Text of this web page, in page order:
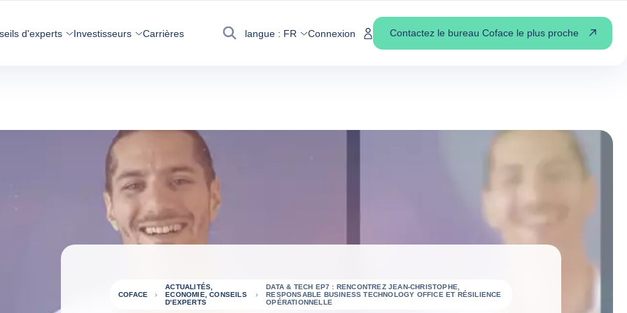
d'experts Investisseurs Carrières
Recherche
langue : FR Connexion Contactez le bureau Coface le plus proche
COFACE
ACTUALITÉS,
ECONOMIE, CONSEILS
D'EXPERTS
DATA & TECH EP7 : RENCONTREZ JEAN-CHRISTOPHE,
RESPONSABLE BUSINESS TECHNOLOGY OFFICE ET RÉSILIENCE
OPÉRATIONNELLE